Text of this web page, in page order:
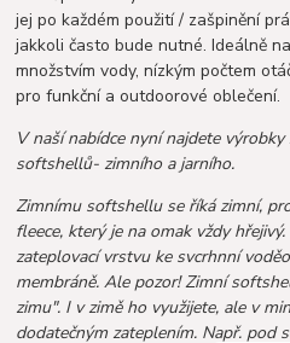
jej po každém použití / zašpinění
jakkoli často bude nutné. Ideálně
množstvím vody, nízkým počtem
pro funkční a outdoorové oblečení.
V naší nabídce nyní najdete
softshellů- zimního a jarního.
Zimnímu softshellu se říká zimní,
fleece, který je na omak vždy
zateplovací vrstvu ke svcrhnní
membráně. Ale pozor! Zimní
zimu". I v zimě ho využijete, ale v
dodatečným zateplením. Např. pod